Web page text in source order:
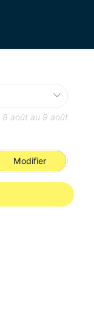
8 août au 9 août
Modifier